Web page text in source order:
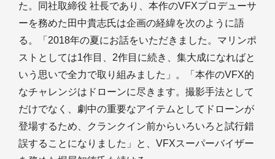
た。同社取締役 社長であり、本作のVFXプロデューサ
ーを務めた田中貴志氏は企画の経緯を次のように語
る。「2018年の夏にお話をいただきました。マリンポ
ストとしては1作目、2作目に続き、集大成になればと
いう思いで全力で取り組みました」。「本作のVFX的
なチャレンジはドローンに尽きます。撮影手法として
だけでなく、劇中の重要なアイテムとしてドローンが
登場するため、クランクイン前からいろいろと試行錯
誤することになりました」と、VFXスーパーバイザー